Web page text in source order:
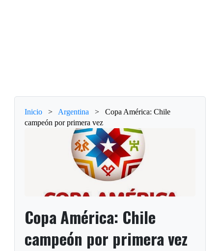
Inicio > Argentina >
Copa América: Chile
campeón por primera vez
Copa América: Chile
campeón por primera vez